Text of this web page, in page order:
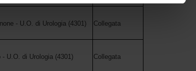
- U.O. di Urologia (4301) Collegata
U.O. di Urologia (4301) Collegata